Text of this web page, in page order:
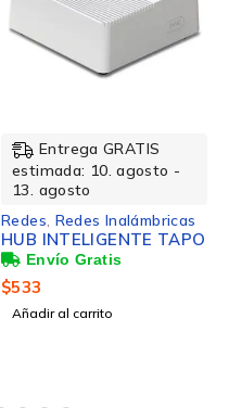
Entrega GRATIS
estimada: 10. agosto -
13. agosto
Redes Redes Inalámbricas
HUB INTELIGENTE TAPO
$533
Añadir al carrito